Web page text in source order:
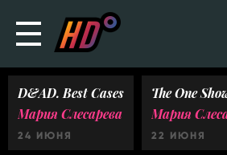
D&AD. Best Cases
Мария Слесарева
24 ИЮНЯ
The One
Мария
22 ИЮНЯ